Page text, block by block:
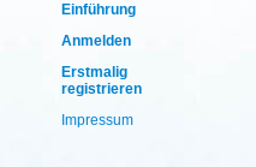
Einführung
Anmelden
Erstmalig
registrieren
Impressum